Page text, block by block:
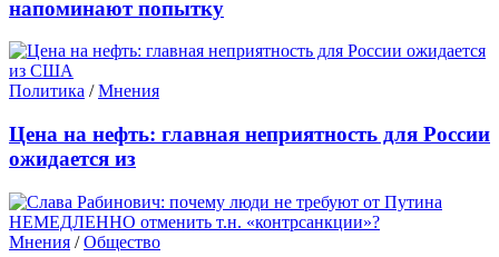
напоминают попытку
Политика /Мнения
Цена на нефть: главная неприятность для России
ожидается из
Мнения /Общество